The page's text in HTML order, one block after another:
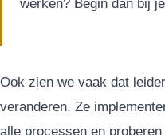
werken? Begin dan bij
Ook zien we vaak dat
veranderen. Ze
alle processen en